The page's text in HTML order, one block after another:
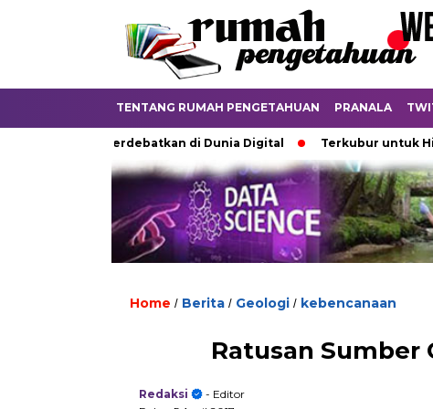
TENTANG RUMAH PENGETAHUAN PRANALA
Diperdebatkan di Dunia Digital Terkubur untuk Hidup
Home / Berita / Geologi / kebencanaan
Ratusan Sumber
Redaksi
- Editor